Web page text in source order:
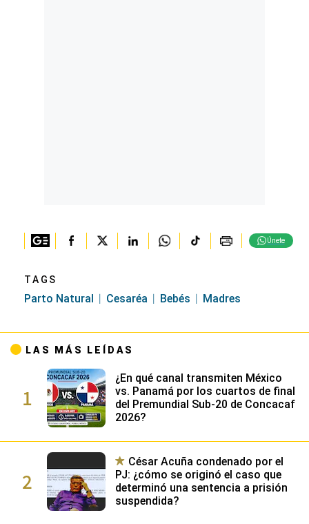
Únete
TAGS
Parto Natural Cesaréa Bebés Madres
LAS MÁS LEÍDAS
1
¿En qué canal transmiten México
vs. Panamá por los cuartos de final
del Premundial Sub-20 de Concacaf
2026?
2
César Acuña condenado por el
PJ: ¿cómo se originó el caso que
determinó una sentencia a prisión
suspendida?